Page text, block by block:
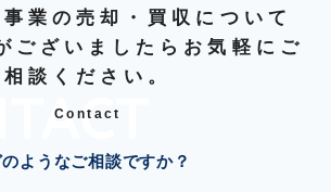
業の売却・買収について
ございましたらお気軽にご
相談ください。
Contact
のようなご相談ですか？